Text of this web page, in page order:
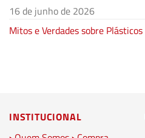
16 de junho de 2026
Mitos e Verdades sobre Plásticos
INSTITUCIONAL